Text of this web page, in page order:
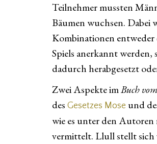
Teilnehmer mussten
Bäumen wuchsen.
Kombinationen
Spiels anerkannt
dadurch herabgesetzt
Zwei Aspekte imBuch
des Gesetzes Mose und
wie es unter den Autoren
vermittelt. Llull stellt sich